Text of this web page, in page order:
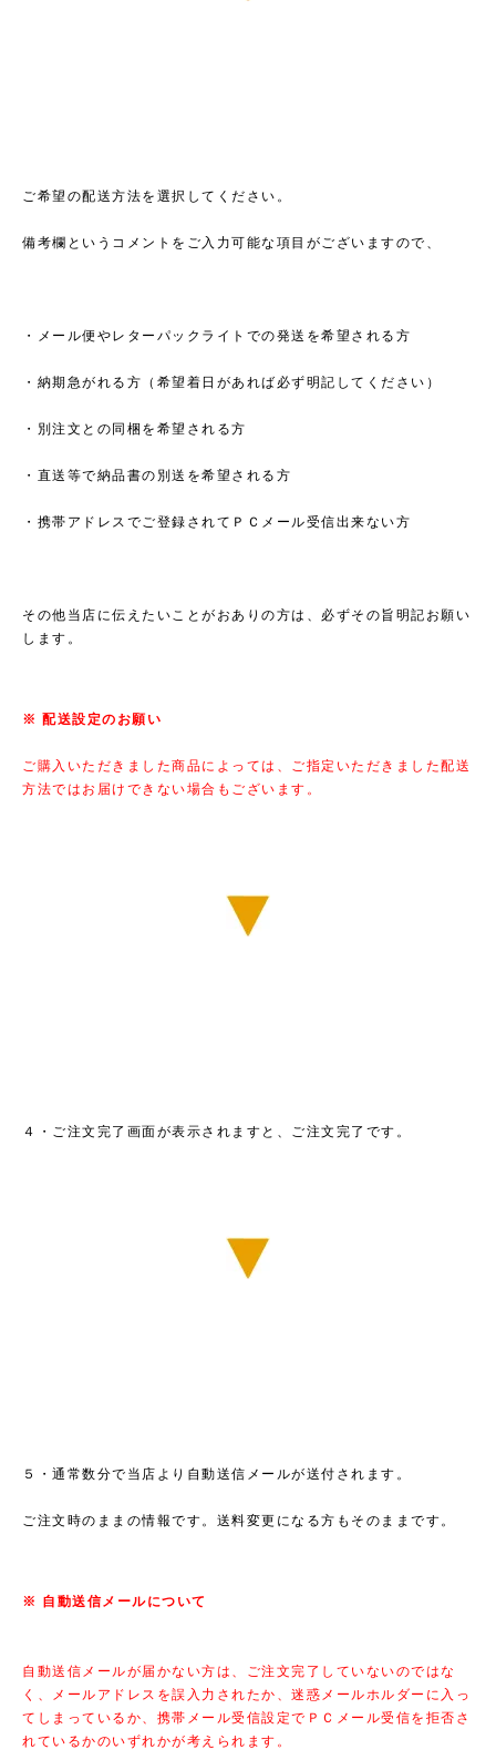
ご希望の配送方法を選択してください。
備考欄というコメントをご入力可能な項目がございますので、
・メール便やレターパックライトでの発送を希望される方
・納期急がれる方（希望着日があれば必ず明記してください）
・別注文との同梱を希望される方
・直送等で納品書の別送を希望される方
・携帯アドレスでご登録されてＰＣメール受信出来ない方
その他当店に伝えたいことがおありの方は、必ずその旨明記お願い
します。
※ 配送設定のお願い
ご購入いただきました商品によっては、ご指定いただきました配送
方法ではお届けできない場合もございます。
４・ご注文完了画面が表示されますと、ご注文完了です。
５・通常数分で当店より自動送信メールが送付されます。
ご注文時のままの情報です。送料変更になる方もそのままです。
※ 自動送信メールについて
自動送信メールが届かない方は、ご注文完了していないのではな
く、メールアドレスを誤入力されたか、迷惑メールホルダーに入っ
てしまっているか、携帯メール受信設定でＰＣメール受信を拒否さ
れているかのいずれかが考えられます。